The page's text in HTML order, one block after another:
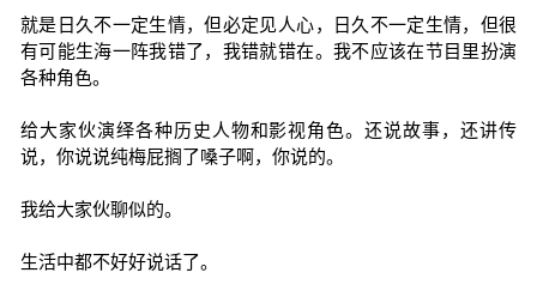
就是日久不一定生情，但必定见人心，日久不一定生情，但很
有可能生海一阵我错了，我错就错在。我不应该在节目里扮演
各种角色。
给大家伙演绎各种历史人物和影视角色。还说故事，还讲传
说，你说说纯梅屁搁了嗓子啊，你说的。
我给大家伙聊似的。
生活中都不好好说话了。